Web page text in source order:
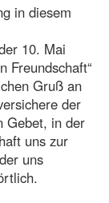
in diesem
10. Mai
Freundschaft“
Gruß an
der
Gebet, in der
uns zur
uns